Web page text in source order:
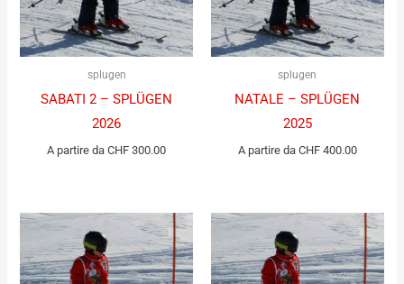
splugen
SABATI 2 – SPLÜGEN
2026
A partire daCHF 300.00
splugen
NATALE – SPLÜGEN
2025
A partire da CHF400.00